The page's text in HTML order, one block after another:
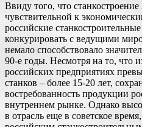
Ввиду того, что
чувствительной к
российские
конкурировать с ведущими
немало способствовало
90-е годы. Несмотря на то, что
российских предприятиях
станков – более 15-20 лет,
востребованность продукции
внутреннем рынке. Однако
в отрасль еще в советское